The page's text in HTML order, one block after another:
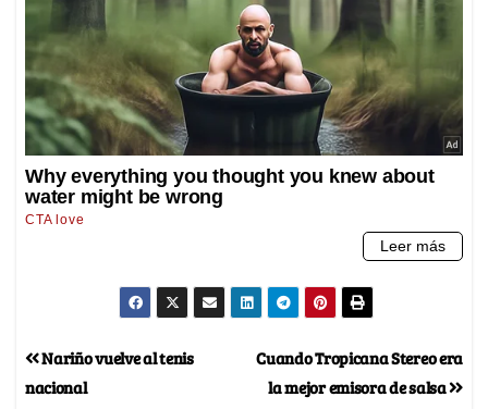
Cuando Tropicana Stereo era
la mejor emisora de salsa
Nariño vuelve al tenis
nacional